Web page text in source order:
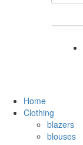
Home
Clothing
blazers
blouses